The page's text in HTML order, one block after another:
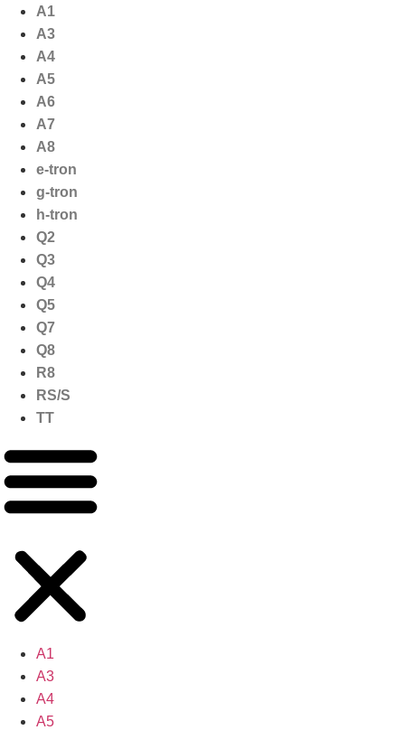
naar
inhoud
A1
A3
A4
A5
A6
A7
A8
e-tron
g-tron
h-tron
Q2
Q3
Q4
Q5
Q7
Q8
R8
RS/S
TT
A1
A3
A4
A5